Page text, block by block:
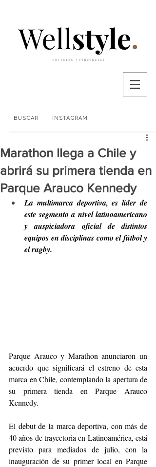
BUSCAR INSTAGRAM
Marathon llega a Chile y
abrirá su primera tienda en
Parque Arauco Kennedy
La multimarca deportiva, es líder de
este segmento a nivel latinoamericano
y auspiciadora oficial de distintos
equipos en disciplinas como el fútbol y
el rugby.
Parque Arauco y Marathon anunciaron un
acuerdo que significará el estreno de esta
marca en Chile, contemplando la apertura de
su primera tienda en Parque Arauco
Kennedy.
El debut de la marca deportiva, con más de
40 años de trayectoria en Latinoamérica, está
previsto para mediados de julio, con la
inauguración de su primer local en Parque